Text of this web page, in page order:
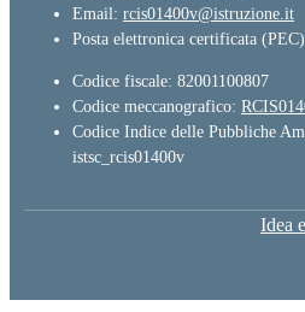
Email: rcis01400v@istruzione.it
Posta elettronica certificata
Codice fiscale: 82001100807
Codice meccanografico:
Codice Indice delle Pubbliche
istsc_rcis01400v
Idea